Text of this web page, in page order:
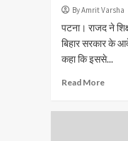
By Amrit Varsha
पटना। राजद ने
बिहार सरकार के
कहा कि इससे...
Read More